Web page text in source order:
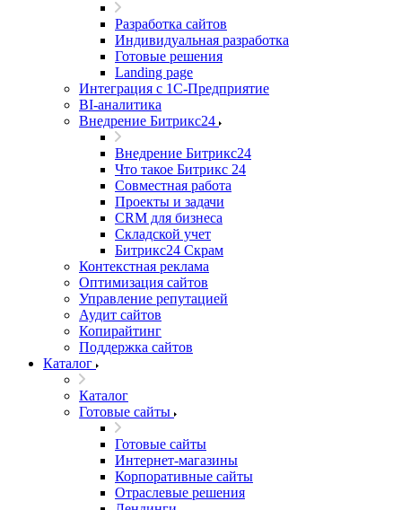
Разработка сайтов
Индивидуальная разработка
Готовые решения
Landing page
Интеграция с 1С-Предприятие
BI-аналитика
Внедрение Битрикс24
Внедрение Битрикс24
Что такое Битрикс 24
Совместная работа
Проекты и задачи
СRМ для бизнеса
Складской учет
Битрикс24 Скрам
Контекстная реклама
Оптимизация сайтов
Управление репутацией
Аудит сайтов
Копирайтинг
Поддержка сайтов
Каталог
Каталог
Готовые сайты
Готовые сайты
Интернет-магазины
Корпоративные сайты
Отраслевые решения